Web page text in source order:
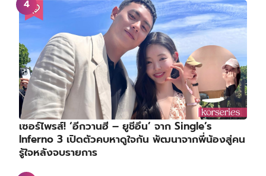
เซอร์ไพรส์! ‘อีกวานฮี – ยูชีอึน’ จาก Single’s
Inferno 3 เปิดตัวคบหาดูใจกัน พัฒนาจากพี่น้องสู่คน
รู้ใจหลังจบรายการ